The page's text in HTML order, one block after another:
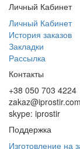
Личный Кабинет
Личный Кабинет
История заказов
Закладки
Рассылка
Контакты
+38 050 703 4224
zakaz@iprostir.com
skype: iprostir
Поддержка
Изготовление на